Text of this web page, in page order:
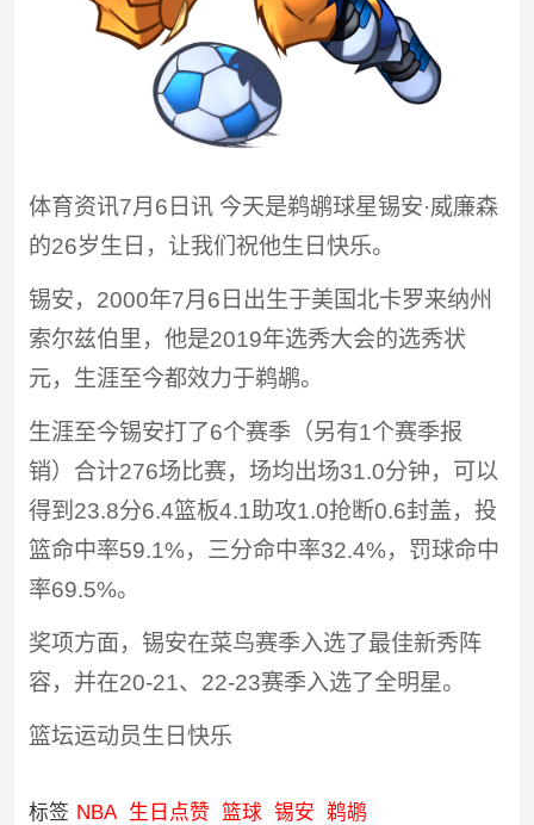
体育资讯7月6日讯 今天是鹈鹕球星锡安·威廉森
的26岁生日，让我们祝他生日快乐。
锡安，2000年7月6日出生于美国北卡罗来纳州
索尔兹伯里，他是2019年选秀大会的选秀状
元，生涯至今都效力于鹈鹕。
生涯至今锡安打了6个赛季（另有1个赛季报
销）合计276场比赛，场均出场31.0分钟，可以
得到23.8分6.4篮板4.1助攻1.0抢断0.6封盖，投
篮命中率59.1%，三分命中率32.4%，罚球命中
率69.5%。
奖项方面，锡安在菜鸟赛季入选了最佳新秀阵
容，并在20-21、22-23赛季入选了全明星。
篮坛运动员生日快乐
标签 NBA 生日点赞 篮球 锡安 鹈鹕